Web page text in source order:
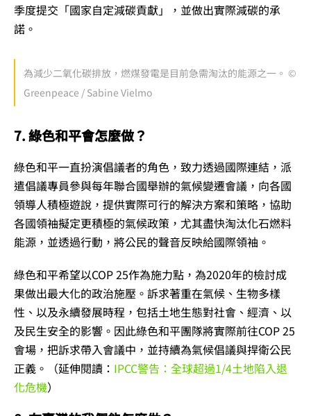
季度提交「國家自定減碳貢獻」，並做出實際減碳的承
諾。
為減少二氧化碳排放，燃煤發電是目前急需淘汰的能源之一。 ©
Greenpeace / Sabine Vielmo
7. 綠色和平會怎麼做？
綠色和平一直扮演倡議者的角色，致力透過國際連結，派
遣倡議專員參與每年聯合國舉辦的氣候變遷會議，向各國
領導人積極遊說，提供實際可行的解決方案和策略，協助
各國領袖擬定更積極的氣候政策，尤其盡快淘汰化石燃料
能源，並透過行動，將公民的聲音反映給國際領袖。
綠色和平希望以COP 25作為施力點，為2020年的檢討成
果做出最大化的政治施壓。訴求著重在氣候、生物多樣
性、以及永續發展時程，包括土地生態對社會、經濟、以
及民生安全的影響。因此綠色和平團隊將實際前往COP 25
會場，把訴求帶入會議中，並持續為氣候倡議與捍衛公民
正義。（延伸閱讀： IPCC警告：全球超過1/4土地陷入退
化危機）